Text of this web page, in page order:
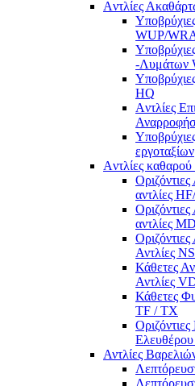
Aντλίες
WUP/
-Λυμάτων
ΗQ
Aντλίες
εργοταξίων
Aντλίες
αντλίες
αντλίες
Αντλίες
Κάθετες
Αντλίες
Κάθετες
TF / TX
Αντλίες